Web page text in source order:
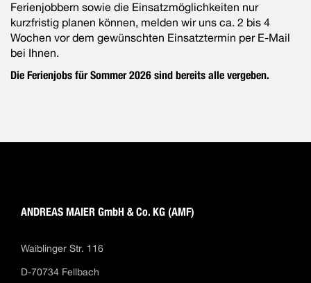
Ferienjobbern sowie die Einsatzmöglichkeiten nur
kurzfristig planen können, melden wir uns ca. 2 bis 4
Wochen vor dem gewünschten Einsatztermin per E-Mail
bei Ihnen.
Die Ferienjobs für Sommer 2026 sind bereits alle vergeben.
ANDREAS MAIER GmbH & Co. KG (AMF)
Waiblinger Str. 116
D-70734 Fellbach